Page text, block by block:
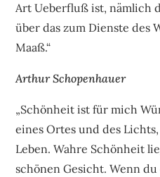
Art Ueberfluß ist, nämlich
über das zum Dienste des
Maaß.“
Arthur Schopenhauer
„Schönheit ist für mich
eines Ortes und des
Leben. Wahre Schönheit
schönen Gesicht. Wenn